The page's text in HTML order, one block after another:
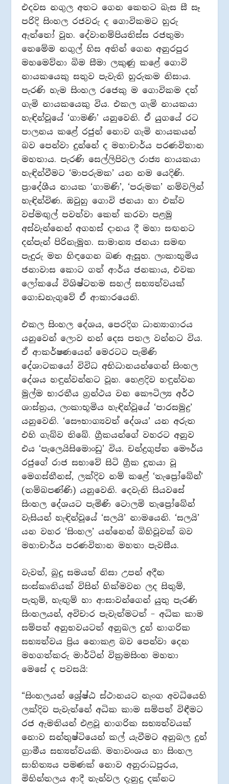
එදවස නගුල අතට ගෙන කෙතට බැස සී සෑ
පරිදි සිංහල රජවරු ද ගොවිකමට හුරු
ඇත්තෝ වූහ. දේවානම්පියතිස්ස රජතුමා
තෙමේම නගුල් හිස අතින් ගෙන අනුරපුර
මහමෙව්නා බිම සීමා ලකුණු කළේ ගොවි
නායකයෙකු සතුව පැවැති හුරුකම නිසාය.
පැරණි හැම සිංහල රජෙකු ම ගොවිකම දත්
ගැමි නායකයෙකු විය. එකල ගැමි නායකයා
හැඳින්වූයේ ‘ගාමණි’ යනුවෙනි. ඒ යුගයේ රට
පාලනය කළේ රජුන් නොව ගැමි නායකයන්
බව පෙන්වා දුන්නේ ද මහාචාර්ය පරණවිතාන
මහතාය. පැරණි සෙල්ලිපිවල රාජ්‍ය නායකයා
හැඳින්වීමට ‘මාපරුමක’ යන නම යෙදිණි.
ප්‍රාදේශීය නායක ‘ගාමණි’, ‘පරුමක’ නම්වලින්
හැඳින්විණ. ඔවුහු ගොවි ජනයා හා එක්ව
වප්මඟුල් පවත්වා කෙත් කරවා පළමු
අස්වැන්නෙන් අගහස් දානය දී මහා සඟනට
දන්පැන් පිරිනැමූහ. සාමාන්‍ය ජනයා සමඟ
පැදුරු මත හිඳගෙන බණ ඇසූහ. ලංකාභූමිය
ජනාවාස කොට ගත් ආර්ය ජනකාය, එවක
ලෝකයේ විශිෂ්ටතම සහල් සභ්‍යත්වයක්
ගොඩනැගුවේ ඒ ආකාරයෙනි.
එකල සිංහල දේශය, පෙරදිග ධාන්‍යාගාරය
යනුවෙන් ලොව නන් දෙස පතල වන්නට විය.
ඒ ආකර්ෂණයෙන් මෙරටට පැමිණි
දේශාටකයෝ විවිධ අභිධානයන්ගෙන් සිංහල
දේශය හඳුන්වන්නට වූහ. හෙළදිව හඳුන්වන
මුල්ම භාරතීය ග්‍රන්ථය වන කෞටිල්‍ය අර්ථ
ශාස්ත්‍රය, ලංකාභූමිය හැඳින්වූයේ ‘පාරසමුද්‍ර’
යනුවෙනි. ‘සෞභාග්‍යවත් දේශය’ යන අරුත
එහි ගැබ්ව තිබේ. ග්‍රීකයන්ගේ වහරට අනුව
එය ‘පැලෙයිසිමොංඩු’ විය. චන්ද්‍රගුප්ත මෞර්ය
රජුගේ රාජ සභාවේ සිටි ග්‍රීක දූතයා වූ
මෙගස්තීනස්, ලක්දිව නම් කළේ ‘තැප්‍රෝබේන්’
(තම්බපණ්ණි) යනුවෙනි. දෙවැනි සියවසේ
සිංහල දේශයට පැමිණි ටොලමි තැප්‍රෝබේන්
වැසියන් හැඳින්වූයේ ‘සලයි’ නාමයෙනි. ‘සලයි’
යන වහර ‘සිංහල’ යන්නෙන් බිහිවූවක් බව
මහාචාර්ය පරණවිතාන මහතා පැවසීය.
වැවත්, බුදු සමයත් නිසා උපන් අදීන
සංස්කෘතියක් විසින් හික්මවන ලද සිතුම්,
පැතුම්, හැඟුම් හා ආසාවන්ගෙන් යුතු පැරණි
සිංහලයන්, අවිචාර පැවැත්මටත් – අධික කාම
සම්පත් අනුභවයටත් අනුබල දුන් නාගරික
සභ්‍යත්වය ප්‍රිය නොකළ බව පෙන්වා දෙන
මහගත්කරු මාර්ටින් වික්‍රමසිංහ මහතා
මෙසේ ද පවසයි:
“සිංහලයන් ශ්‍රේෂ්ඨ ස්ථානයට නැංග අවධියෙහි
ලක්දිව පැවැත්නේ අධික කාම සම්පත් විඳීමට
රජ ඇමතියන් එළවූ නාගරික සභ්‍යත්වයක්
නොව සන්තුෂ්ටියෙන් කල් යැවීමට අනුබල දුන්
ග්‍රාමීය සභ්‍යත්වයකි. මහාවංශය හා සිංහල
සාහිත්‍යය පමණක් නොව අනුරාධපුරය,
මිහින්තලය ආදී තැන්වල දැනුදු දක්නට